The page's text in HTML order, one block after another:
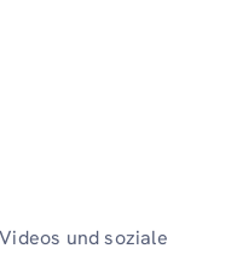
und soziale